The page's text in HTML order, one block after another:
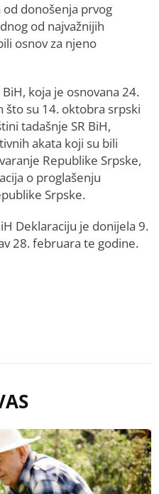
od donošenja prvog
od najvažnijih
osnov za njeno
koja je osnovana 24.
što su 14. oktobra srpski
tadašnje SR BiH,
akata koji su bili
Republike Srpske,
o proglašenju
Srpske.
Deklaraciju je donijela 9.
28. februara te godine.